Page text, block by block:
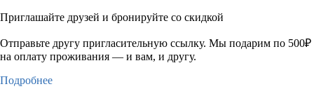
Приглашайте друзей и бронируйте со скидкой
Отправьте другу пригласительную ссылку. Мы подарим по 500₽
на оплату проживания — и вам, и другу.
Подробнее